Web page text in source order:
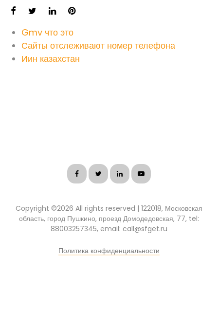
Gmv что это
Сайты отслеживают номер телефона
Иин казахстан
Copyright ©2026 All rights reserved | 122018, Московская
область, город Пушкино, проезд Домодедовская, 77, tel:
88003257345, email: call@sfget.ru
Политика конфиденциальности